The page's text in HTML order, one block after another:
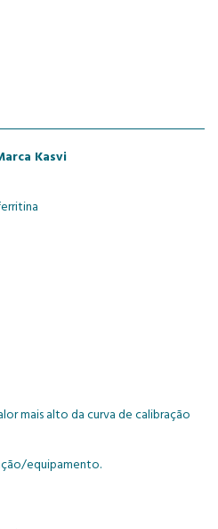
Kasvi
mais alto da curva de calibração
equipamento.